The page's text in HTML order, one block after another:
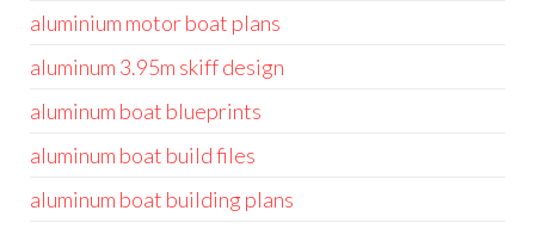
aluminium motor boat plans
aluminum 3.95m skiff design
aluminum boat blueprints
aluminum boat build files
aluminum boat building plans